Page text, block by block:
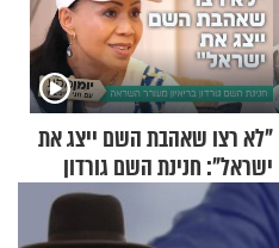
"לא רצו שאהבת השם ייצג את
ישראל": חנינת השם גורדון
בריאיון מעורר השראה